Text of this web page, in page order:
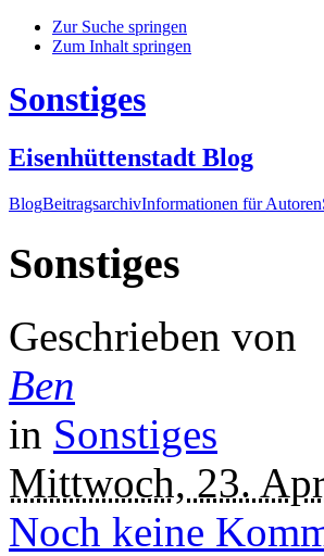
Zur Suche springen
Zum Inhalt springen
Sonstiges
Eisenhüttenstadt Blog
BlogBeitragsarchivInformationen für Autoren
Sonstiges
Geschrieben von
Ben
in Sonstiges
Mittwoch, 23.
Noch keine